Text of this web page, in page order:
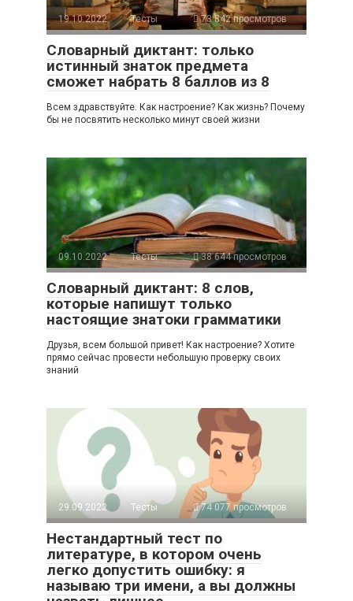
19.10.2022 Тесты 73 842 просмотров
Словарный диктант: только
истинный знаток предмета
сможет набрать 8 баллов из 8
Всем здравствуйте. Как настроение? Как жизнь? Почему
бы не посвятить несколько минут своей жизни
09.10.2022 Тесты 38 644 просмотров
Словарный диктант: 8 слов,
которые напишут только
настоящие знатоки грамматики
Друзья, всем большой привет! Как настроение? Хотите
прямо сейчас провести небольшую проверку своих
знаний
29.09.2022 Тесты 74 077 просмотров
Нестандартный тест по
литературе, в котором очень
легко допустить ошибку: я
называю три имени, а вы должны